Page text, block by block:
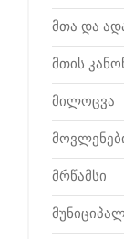
მთა და
მთის
მილოცვა
მრწამსი